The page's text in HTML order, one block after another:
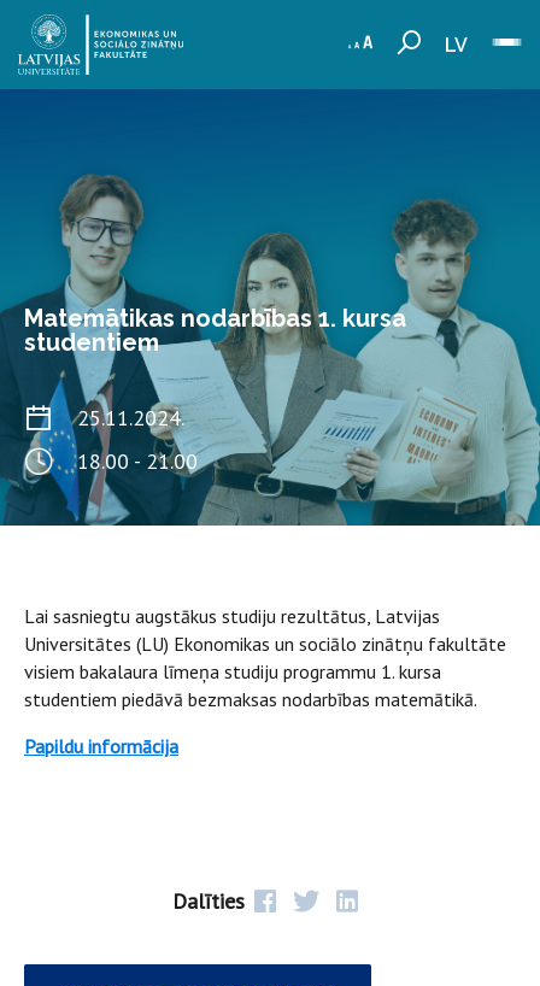
LV
Matemātikas nodarbības 1. kursa
studentiem
25.11.2024.
18.00 - 21.00
Lai sasniegtu augstākus studiju rezultātus, Latvijas
Universitātes (LU) Ekonomikas un sociālo zinātņu fakultāte
visiem bakalaura līmeņa studiju programmu 1. kursa
studentiem piedāvā bezmaksas nodarbības matemātikā.
Papildu informācija
Dalīties